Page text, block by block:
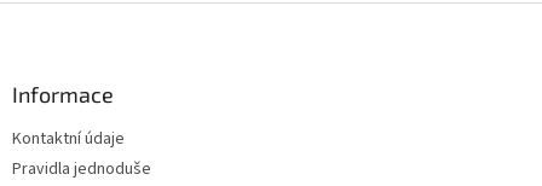
Informace
Kontaktní údaje
Pravidla jednoduše